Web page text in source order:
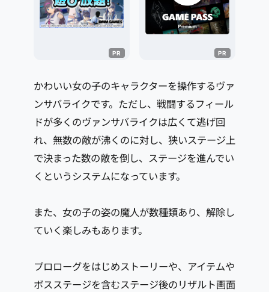
かわいい女の子のキャラクターを操作するヴァ
ンサバライクです。ただし、戦闘するフィール
ドが多くのヴァンサバライクは広くて逃げ回
れ、無数の敵が沸くのに対し、狭いステージ上
で決まった数の敵を倒し、ステージを進んでい
くというシステムになっています。
また、女の子の姿の魔人が数種類あり、解除し
ていく楽しみもあります。
プロローグをはじめストーリーや、アイテムや
ボスステージを含むステージ後のリザルト画面